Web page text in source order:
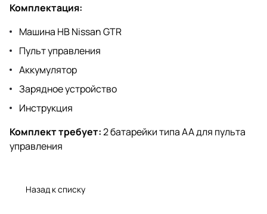
Комплектация:
Машина HB Nissan GTR
Пульт управления
Аккумулятор
Зарядное устройство
Инструкция
Комплект требует:2 батарейки типа АА для пульта
управления
Назад к списку